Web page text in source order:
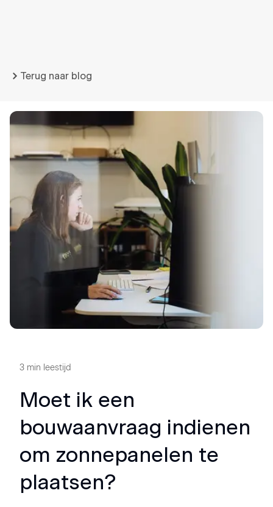
Terug naar blog
3 min leestijd
Moet ik een
bouwaanvraag indienen
om zonnepanelen te
plaatsen?